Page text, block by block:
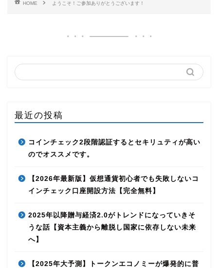
HOME ようこそ！ご参加ありがとうございます！
最近の投稿
コインチェック2段階認証するとセキリュティが高い
のでオススメです。
【2026年最新版】仮想通貨初心者でも失敗しないコ
インチェック口座開設方法【完全無料】
2025年以降贈与経済2.0がトレンドになっていきそ
うな話【資本主義から離脱し国家に依存しない未来
へ】
【2025年大予測】トークンエコノミーが爆発的に普